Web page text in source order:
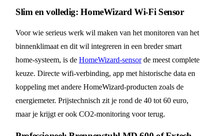
Slim en volledig: HomeWizard Wi-Fi Sensor
Voor wie serieus werk wil maken van het monitoren van het
binnenklimaat en dit wil integreren in een breder smart
home-systeem, is de HomeWizard-sensorde meest complete
keuze. Directe wifi-verbinding, app met historische data en
koppeling met andere HomeWizard-producten zoals de
energiemeter. Prijstechnisch zit je rond de 40 tot 60 euro,
maar je krijgt er ook CO2-monitoring voor terug.